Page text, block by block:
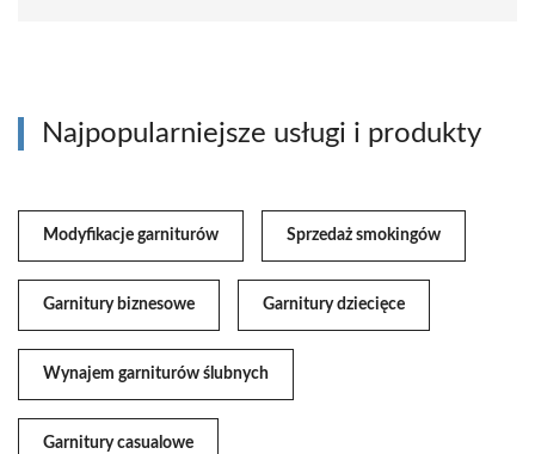
Najpopularniejsze usługi i produkty
Modyfikacje garniturów Sprzedaż smokingów
Garnitury biznesowe Garnitury dziecięce
Wynajem garniturów ślubnych
Garnitury casualowe